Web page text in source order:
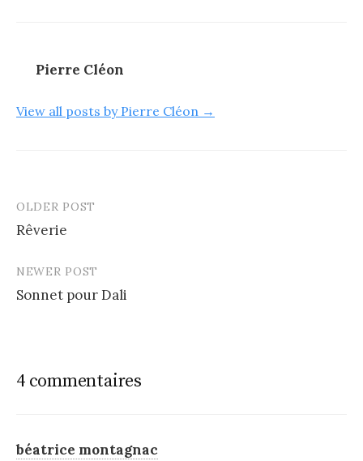
Pierre Cléon
View all posts by Pierre Cléon →
Post
navigation
OLDER POST
Rêverie
NEWER POST
Sonnet pour Dali
4 commentaires
béatrice montagnac